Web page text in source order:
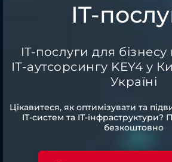
IT-
IT-послуги для бізнесу
ІТ-аутсорсингу KEY4 у
Україні
Цікавитеся, як оптимізувати та
ІТ-систем та ІТ-інфраструктури?
безкоштовно